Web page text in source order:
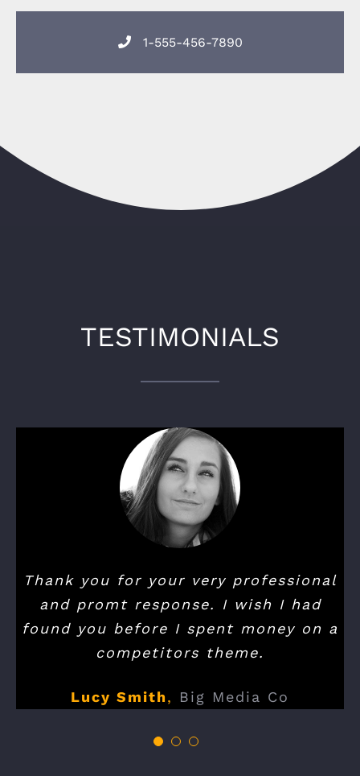
1-555-456-7890
TESTIMONIALS
Thank you for your very professional
and promt response. I wish I had
found you before I spent money on a
competitors theme.
Lucy Smith, Big Media Co